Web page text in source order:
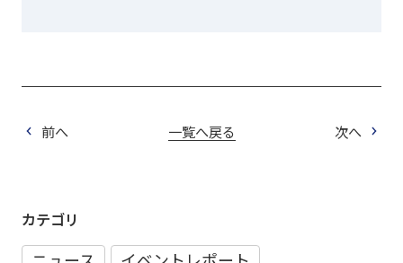
前へ 一覧へ戻る 次へ
カテゴリ